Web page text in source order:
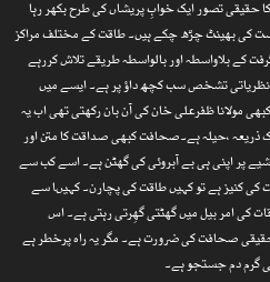
حقیقی تصور ایک خوابِ پریشاں کی طرح بکھر رہا
کی بھینٹ چڑھ چکے ہیں۔ طاقت کے مختلف مراکز
کے بلاواسطہ اور بالواسطہ طریقے تلاش کررہے
نظریاتی تشخص سب کچھ داؤ پر ہے۔ ایسے میں
مولانا ظفرعلی خان کی آن بان رکھتی تھی اب یہ
ذریعہ ،حیلہ ہے۔صحافت کبھی صداقت کا متن اور
پر اپنی ہی بے آبروئی کی گھٹن ہے۔ اسے کب سے
کی کنیز ہے تو کہیں طاقت کی پچارن۔ کہیںا سے
کی امر بیل میں گھٹتی گھِرتی رہتی ہے۔ اس
صحافت کی ضرورت ہے۔ مگر یہ راہ پرخطر ہے
گرم دم جستجو ہے۔